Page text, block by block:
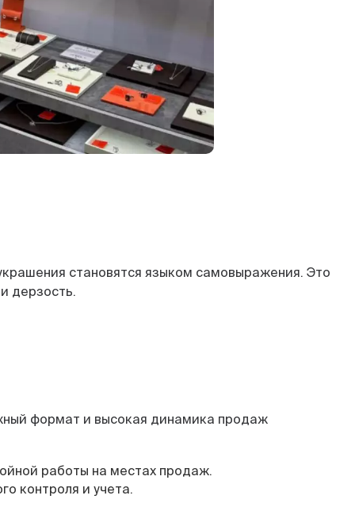
становятся языком самовыражения. Это
дерзость.
формат и высокая динамика продаж
работы на местах продаж.
контроля и учета.